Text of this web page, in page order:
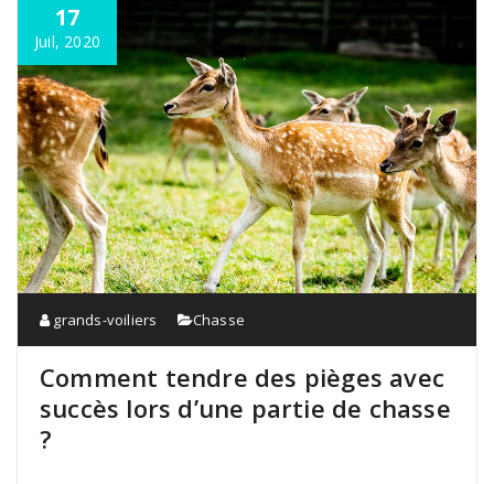
17
Juil, 2020
grands-voiliers Chasse
Comment tendre des pièges avec
succès lors d’une partie de chasse
?